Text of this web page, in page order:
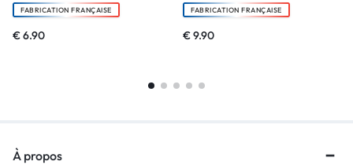
FABRICATION FRANÇAISE
€6.90
FABRICATION FRANÇAISE
€9.90
À propos